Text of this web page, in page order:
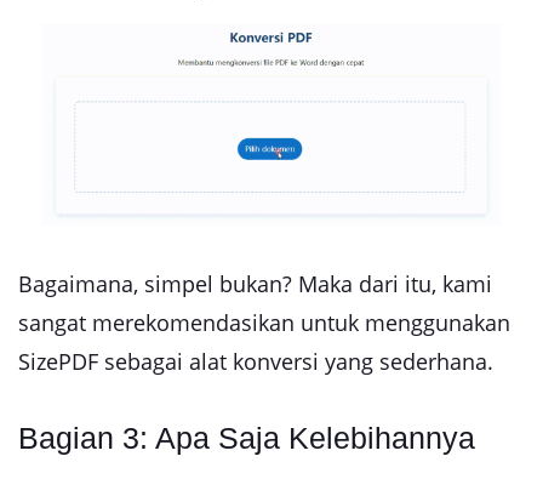
Bagaimana, simpel bukan? Maka dari itu, kami
sangat merekomendasikan untuk menggunakan
SizePDF sebagai alat konversi yang sederhana.
Bagian 3: Apa Saja Kelebihannya